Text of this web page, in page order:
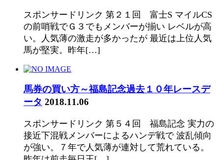
スポンサードリンク 第２１回 富士S マイルCS
の前哨戦でＧ３でもメンバーが揃い レベルが高
い。人気薄の激走が多かったが 最近は上位人気
馬が堅実。昨年[…]
馬券の買い方～福島記念過去１０年レースデ
ータ 2018.11.06
スポンサードリンク 第５４回 福島記念 実力の
接近下混戦メンバーによるハンデ戦で 波乱傾向
が強い。７年で人気薄が連対して荒れている。